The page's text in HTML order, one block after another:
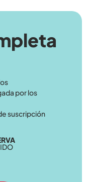
por los
suscripción